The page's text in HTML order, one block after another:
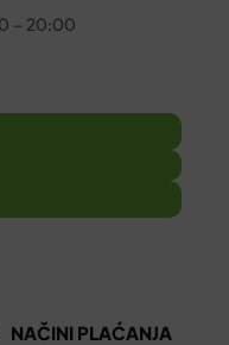
– 20:00
NAČINI PLAĆANJA